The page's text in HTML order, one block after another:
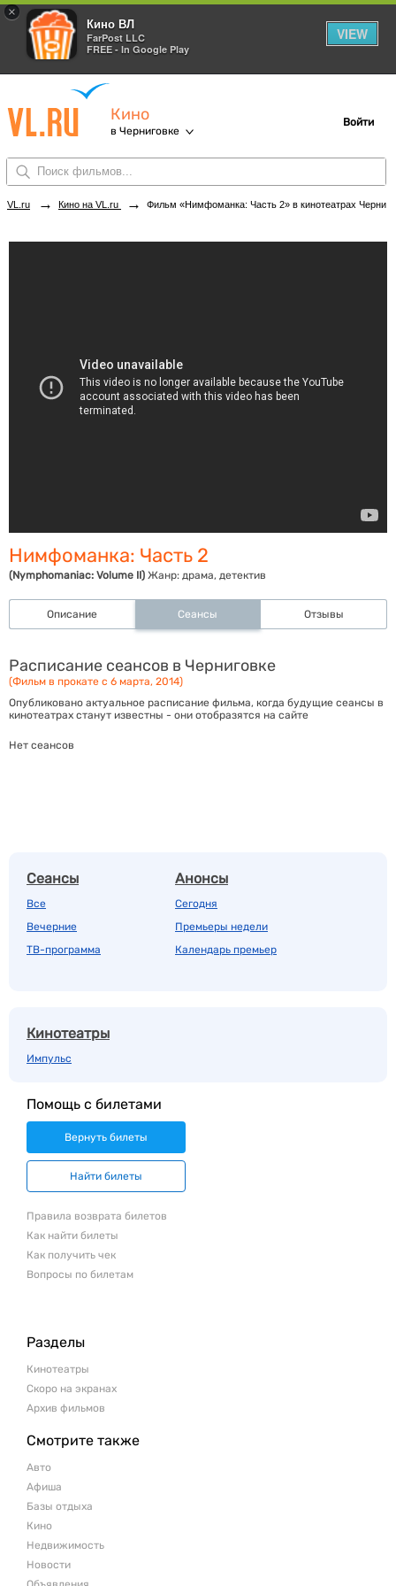
×
Кино ВЛ
FarPost LLC
FREE - In Google Play
VIEW
Кино
в Черниговке
Войти
VL.ru → Кино на VL.ru → Фильм «Нимфоманка: Часть 2» в кинотеатрах Черниговки. Купить билеты!
Нимфоманка: Часть 2
(Nymphomaniac: Volume II) Жанр: драма, детектив
Описание Сеансы Отзывы
Расписание сеансов в Черниговке
(Фильм в прокате с 6 марта, 2014)
Опубликовано актуальное расписание фильма, когда будущие сеансы в
кинотеатрах станут известны - они отобразятся на сайте
Нет сеансов
Сеансы
Все
Вечерние
ТВ-программа
Анонсы
Сегодня
Премьеры недели
Календарь премьер
Кинотеатры
Импульс
Помощь с билетами
Вернуть билеты
Найти билеты
Правила возврата билетов
Как найти билеты
Как получить чек
Вопросы по билетам
Разделы
Кинотеатры
Скоро на экранах
Архив фильмов
Смотрите также
Авто
Афиша
Базы отдыха
Кино
Недвижимость
Новости